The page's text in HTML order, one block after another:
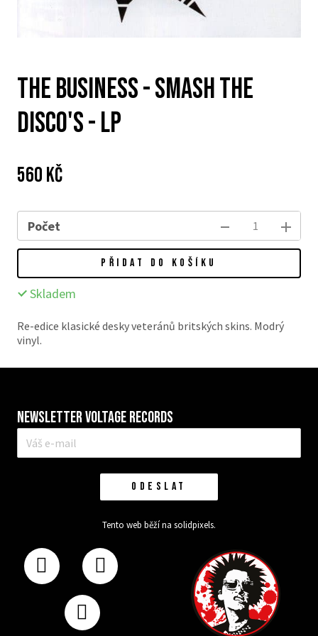
The Business - Smash The
Disco's - LP
Cena:
560 Kč
Počet
PŘIDAT DO KOŠÍKU
Skladem
Re-edice klasické desky veteránů britských skins. Modrý
vinyl.
Newsletter VOLTAGE RECORDS
E-
mail
ODESLAT
Tento web běží na solidpixels.